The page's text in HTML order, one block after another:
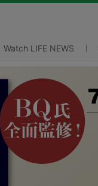
Watch LIFE NEWS